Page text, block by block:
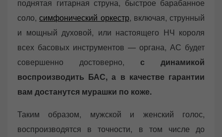
поднятая гитарная струна, быстрое барабанное
соло,симфонический оркестр, включая, струнный
и мощный духовой, или настоящего НЧ короля
всех басовых инструментов — органа, АС будет
совершенно достоверно, с динамикой
воспроизводить БАС, а в качестве гарантии
вам достанутся мурашки по коже.
Таким образом, мужской и женский голос,
воспроизводятся в точности, в том числе до